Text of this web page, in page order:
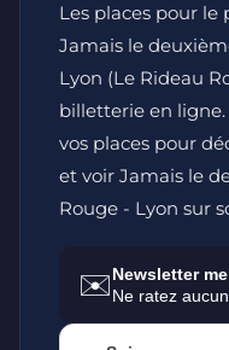
Les places pour le
Jamais le
Lyon (Le Rideau
billetterie en ligne.
vos places pour
et voir Jamais le
Rouge - Lyon sur
✉️Newsletter
Ne ratez